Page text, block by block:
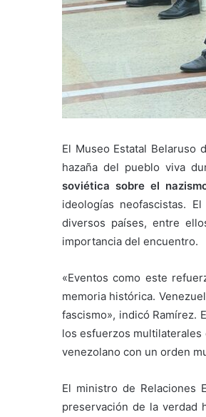
El Museo Estatal Belaruso
hazaña del pueblo viva
soviética sobre el
ideologías neofascistas.
diversos países, entre
importancia del encuentro.
«Eventos como este
memoria histórica.
fascismo», indicó Ramírez.
los esfuerzos
venezolano con un orden
El ministro de Relaciones
preservación de la verdad